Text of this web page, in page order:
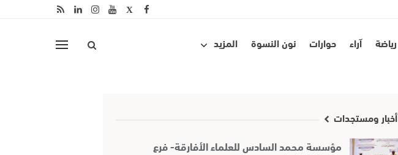
رياضة آراء حوارات نون النسوة المزيد
أخبار ومستجدات
مؤسسة محمد السادس للعلماء الأفارقة- فرع